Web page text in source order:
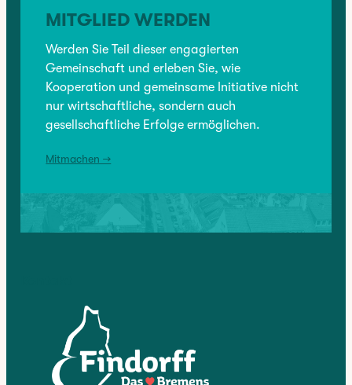
MITGLIED WERDEN
Werden Sie Teil dieser engagierten
Gemeinschaft und erleben Sie, wie
Kooperation und gemeinsame Initiative nicht
nur wirtschaftliche, sondern auch
gesellschaftliche Erfolge ermöglichen.
Mitmachen →